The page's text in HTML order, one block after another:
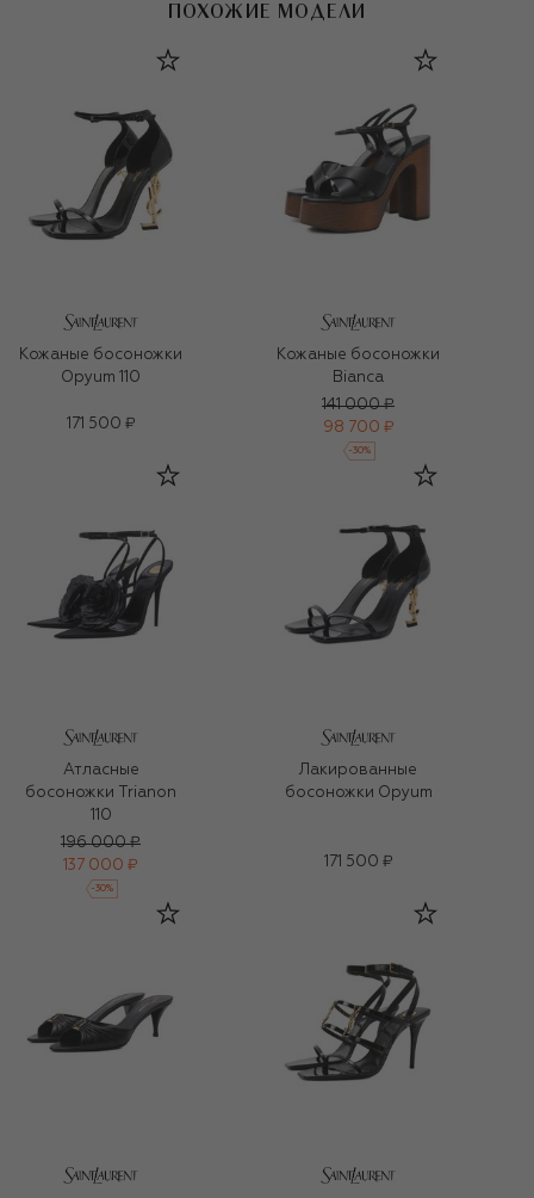
ПОХОЖИЕ МОДЕЛИ
Кожаные босоножки
Opyum 110
171 500 ₽
Кожаные босоножки
Bianca
141 000 ₽
98 700 ₽
-30%
Атласные
босоножки Trianon
110
196 000 ₽
137 000 ₽
-30%
Лакированные
босоножки Opyum
171 500 ₽